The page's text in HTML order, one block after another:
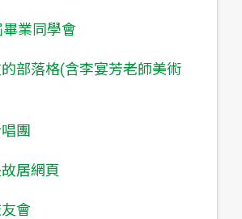
業同學會
部落格(含李宴芳老師美術
團
居網頁
會